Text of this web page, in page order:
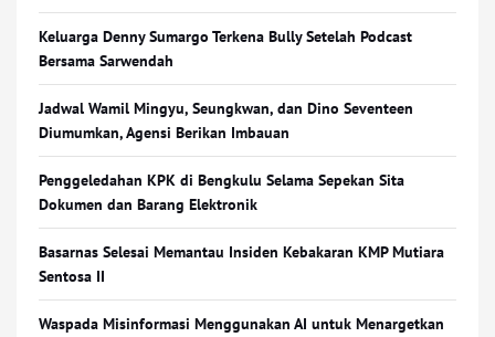
Keluarga Denny Sumargo Terkena Bully Setelah Podcast
Bersama Sarwendah
Jadwal Wamil Mingyu, Seungkwan, dan Dino Seventeen
Diumumkan, Agensi Berikan Imbauan
Penggeledahan KPK di Bengkulu Selama Sepekan Sita
Dokumen dan Barang Elektronik
Basarnas Selesai Memantau Insiden Kebakaran KMP Mutiara
Sentosa II
Waspada Misinformasi Menggunakan AI untuk Menargetkan